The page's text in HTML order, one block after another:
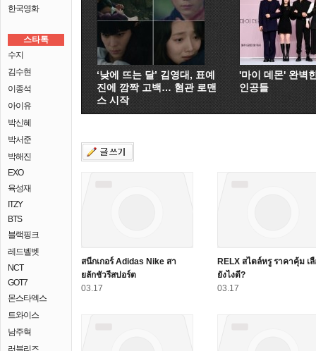
한국영화
스타톡
수지
김수현
이종석
아이유
박신혜
박서준
박해진
EXO
육성재
ITZY
BTS
블랙핑크
레드벨벳
NCT
GOT7
몬스타엑스
트와이스
남주혁
러블리즈
‘낮에 뜨는 달’ 김영대, 표예
진에 깜짝 고백… 혐관 로맨
스 시작
'마이 데몬' 완벽
인공들
สนีกเกอร์ Adidas Nike สา
ยลักชัวรีสปอร์ต
03.17
RELX สไตล์หรู ราคาคุ้ม เ
ยังไงดี?
03.17